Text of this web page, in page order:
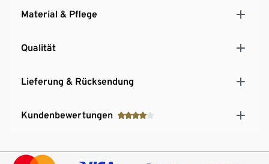
Material & Pflege
Qualität
Lieferung & Rücksendung
Kundenbewertungen